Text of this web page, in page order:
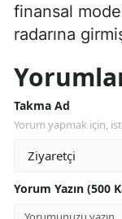
finansal
radarına
Takma Ad
Yorum yapmak için,
Yorum Yazın (500